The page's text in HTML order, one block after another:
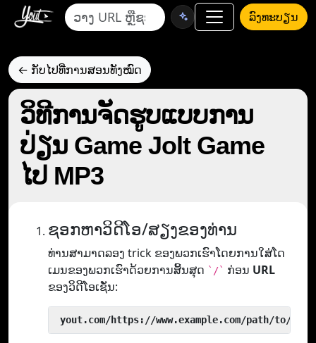
ລົງທະບຽນ
← ກັບໄປທີ່ການສອນທັງໝົດ
ວິທີການຈັດຮູບແບບການ
ປ່ຽນ Game Jolt Game
ໄປ MP3
ຊອກຫາວິດີໂອ/ສຽງຂອງທ່ານ
ທ່ານສາມາດລອງ trick ຂອງພວກເຮົາໂດຍການໃສ່ໂດ
ເມນຂອງພວກເຮົາດ້ວຍການສິ້ນສຸດ `/` ກ່ອນ URL
ຂອງວິດີໂອເຊັ່ນ:
yout.com/https://www.example.com/path/to/